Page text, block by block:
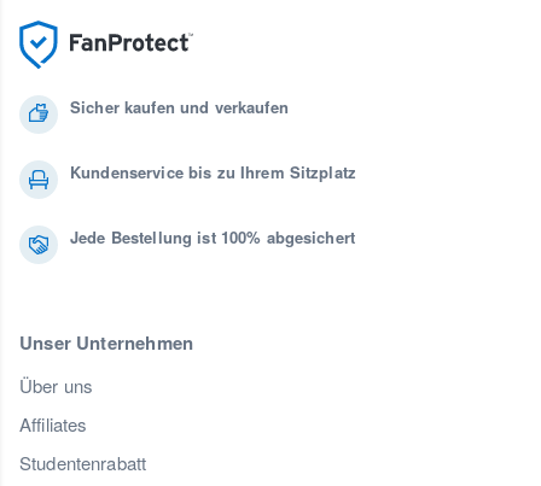
Sicher kaufen und verkaufen
Kundenservice bis zu Ihrem Sitzplatz
Jede Bestellung ist 100% abgesichert
Unser Unternehmen
Über uns
Affiliates
Studentenrabatt